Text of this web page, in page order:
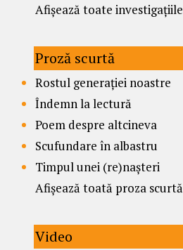
Afișează toate investigațiile
Proză scurtă
Rostul generației noastre
Îndemn la lectură
Poem despre altcineva
Scufundare în albastru
Timpul unei (re)nașteri
Afișează toată proza scurtă
Video